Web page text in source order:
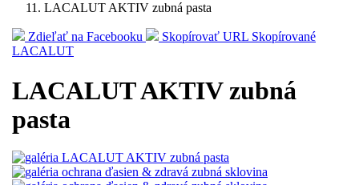
LACALUT AKTIV zubná pasta
Zdieľať na Facebooku Skopírovať URL Skopírované
LACALUT
LACALUT AKTIV zubná
pasta